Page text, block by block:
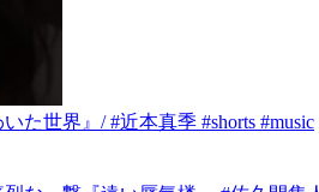
た世界』/ #近本真季 #shorts #music